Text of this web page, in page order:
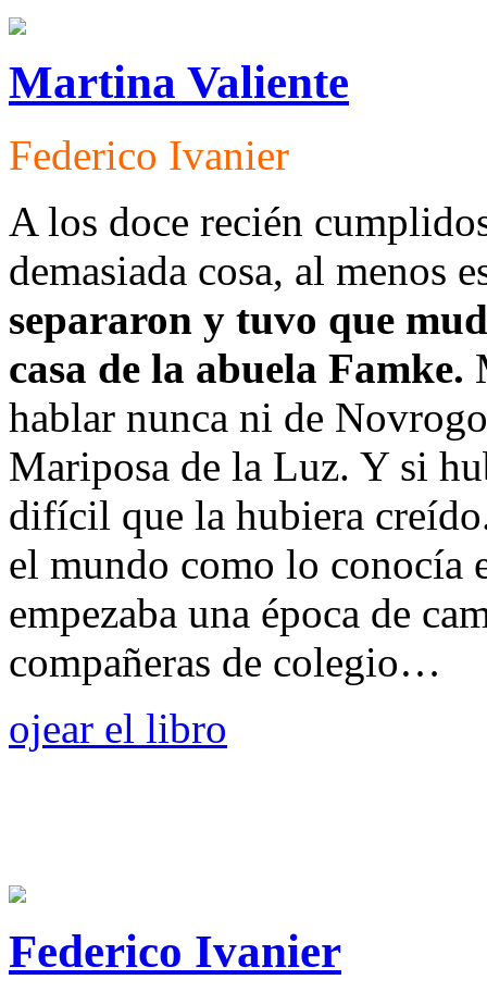
Martina Valiente
Federico Ivanier
A los doce recién
demasiada cosa, al menos
separaron y tuvo que
casa de la abuela Famke.
hablar nunca ni de
Mariposa de la Luz. Y si
difícil que la hubiera
el mundo como lo conocía
empezaba una época de
compañeras de colegio…
ojear el libro
Federico Ivanier